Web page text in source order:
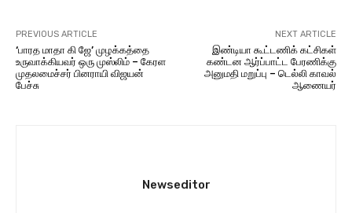
PREVIOUS ARTICLE
‘பாரத மாதா கி ஜே’ முழக்கத்தை
உருவாக்கியவர் ஒரு முஸ்லிம் – கேரள
முதலமைச்சர் பினராயி விஜயன்
பேச்சு
NEXT ARTICLE
இண்டியா கூட்டணிக் கட்சிகள்
கண்டன ஆர்ப்பாட்ட பேரணிக்கு
அனுமதி மறுப்பு – டெல்லி காவல்
ஆணையர்
Newseditor